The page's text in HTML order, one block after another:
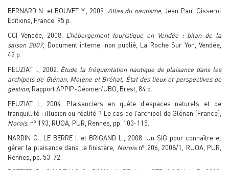
BERNARD N. et BOUVET Y., 2009. Atlas du nautisme, Jean Paul Gisserot
Éditions, France, 95 p.
CCI Vendée, 2008. L’hébergement touristique en Vendée : bilan de la
saison 2007, Document interne, non publié, La Roche Sur Yon, Vendée,
42 p.
PEUZIAT I., 2002. Étude la fréquentation nautique de plaisance dans les
archipels de Glénan, Molène et Bréhat, État des lieux et perspectives de
gestion, Rapport APPIP-Géomer/UBO, Brest, 84 p.
PEUZIAT I., 2004. Plaisanciers en quête d’espaces naturels et de
tranquillité : illusion ou réalité ? Le cas de l’archipel de Glénan (France),
Norois, no 193, RUOA, PUR, Rennes, pp. 103-115.
NARDIN G., LE BERRE I. et BRIGAND L., 2008. Un SIG pour connaître et
gérer la plaisance dans le finistère, Noroisno 206, 2008/1, RUOA, PUR,
Rennes, pp. 53-72.